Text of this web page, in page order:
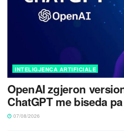
INTELIGJENCA ARTIFICIALE
OpenAI zgjeron
ChatGPT me biseda
07/08/2026